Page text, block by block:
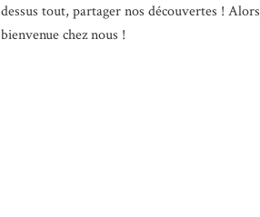
dessus tout, partager nos découvertes ! Alors
bienvenue chez nous !